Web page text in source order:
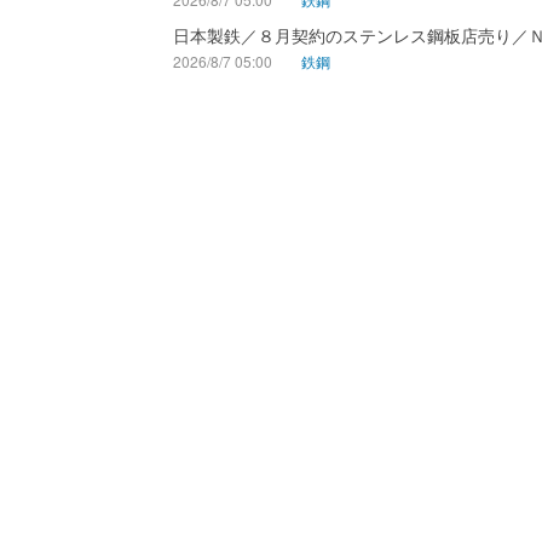
日本製鉄／８月契約のステンレス鋼板店売り／
2026/8/7 05:00 鉄鋼